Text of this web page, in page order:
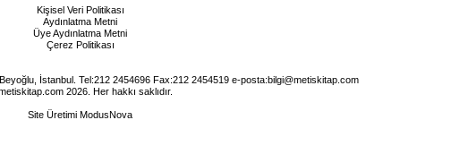
Kişisel Veri Politikası
Aydınlatma Metni
Üye Aydınlatma Metni
Çerez Politikası
İstanbul. Tel:212 2454696 Fax:212 2454519 e-posta:bilgi@metiskitap.com
2026. Her hakkı saklıdır.
Site Üretimi ModusNova